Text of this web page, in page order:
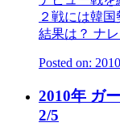
２戦には韓
結果は？ ナ
Posted on:
2010年 ガ
2/5